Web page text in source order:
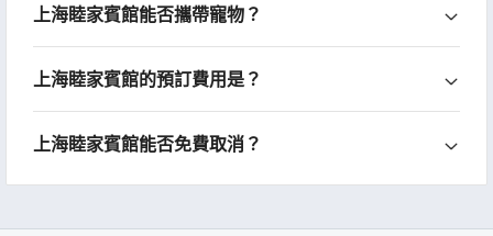
上海睦家賓館能否攜帶寵物？
上海睦家賓館的預訂費用是？
上海睦家賓館能否免費取消？